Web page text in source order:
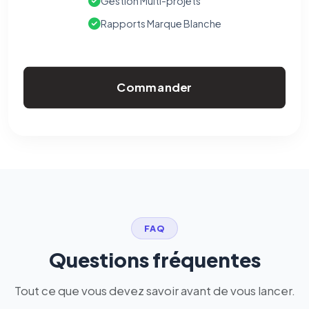
Rapports Marque Blanche
Commander
FAQ
Questions fréquentes
Tout ce que vous devez savoir avant de vous lancer.